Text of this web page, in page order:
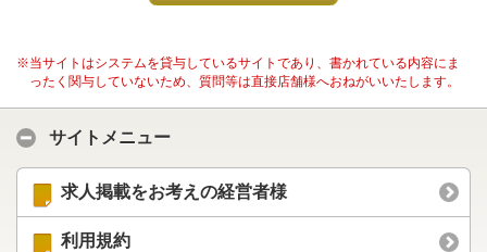
※当サイトはシステムを貸与しているサイトであり、書かれている内容にま
ったく関与していないため、質問等は直接店舗様へおねがいいたします。
サイトメニュー
求人掲載をお考えの経営者様
利用規約